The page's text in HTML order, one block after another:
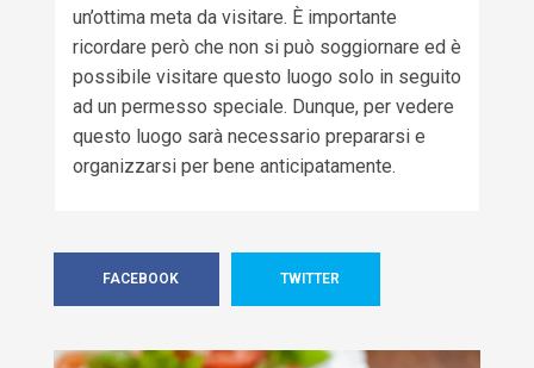
un’ottima meta da visitare. È importante
ricordare però che non si può soggiornare ed è
possibile visitare questo luogo solo in seguito
ad un permesso speciale. Dunque, per vedere
questo luogo sarà necessario prepararsi e
organizzarsi per bene anticipatamente.
FACEBOOK TWITTER